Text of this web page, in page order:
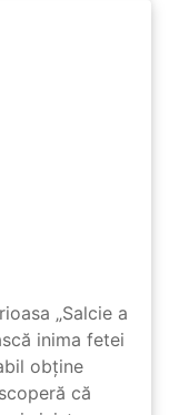
„Salcie a
inima fetei
obține
că